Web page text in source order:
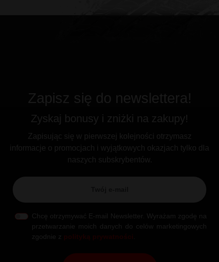
Zapisz się do newslettera!
Zyskaj bonusy i zniżki na zakupy!
Zapisując się w pierwszej kolejności otrzymasz
informacje o promocjach i wyjątkowych okazjach tylko dla
naszych subskrybentów.
Chcę otrzymywać E-mail Newsletter. Wyrażam zgodę na
przetwarzanie moich danych do celów marketingowych
zgodnie z polityką prywatności